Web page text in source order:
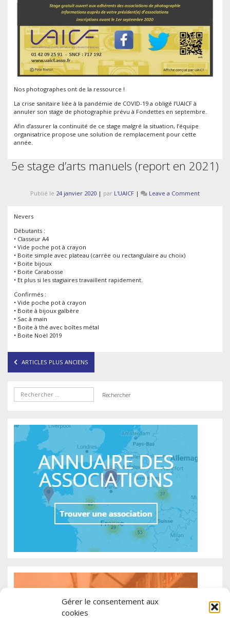
Gérer le consentement aux
cookies
Nos photographes ont de la ressource !
La crise sanitaire liée à la pandémie de COVID-19 a obligé l’UAICF à
annuler son stage de photographie prévu à Fondettes en septembre.
Afin d’assurer la continuité de ce stage malgré la situation, l’équipe
organisatrice propose une solution de remplacement pour cette
année.
5e stage d’arts manuels (report en 2021)
Publié le 24 janvier 2020 | par L'UAICF | Leave a Commenton
Nevers
Débutants :
• Classeur A4
• Vide poche pot à crayon
• Boite simple avec plateau (carrée ou rectangulaire au choix)
• Boite bijoux
• Boite Carabosse
• Et plus si les stagiaires travaillent rapidement.
Confirmés :
• Vide poche pot à crayon
• Boite à bijoux galbère
• Sac à main
• Boite à thé avec boîtes métal
• Boite Noël 2019
Navigation
des
articles
ARTICLES PLUS ANCIENS